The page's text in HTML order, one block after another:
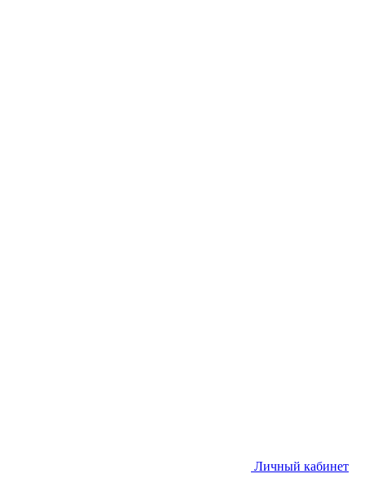
Личный кабинет